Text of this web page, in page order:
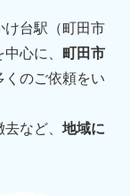
け台駅（町田市
心に、 町田市
くのご依頼をい
など、 地域に